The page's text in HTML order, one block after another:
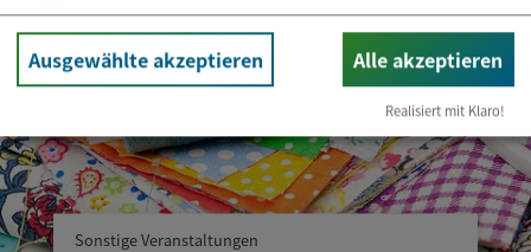
Sonstige Veranstaltungen
Ausgewählte akzeptieren Alle akzeptieren
Realisiert mit Klaro!